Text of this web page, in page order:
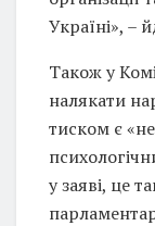
Україні», –
Також у
налякати
тиском є
у заяві, це